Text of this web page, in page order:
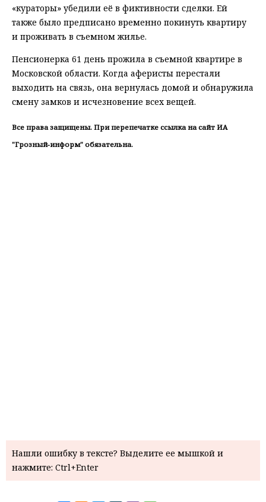
«кураторы» убедили её в фиктивности сделки. Ей
также было предписано временно покинуть квартиру
и проживать в съемном жилье.
Пенсионерка 61 день прожила в съемной квартире в
Московской области. Когда аферисты перестали
выходить на связь, она вернулась домой и обнаружила
смену замков и исчезновение всех вещей.
Все права защищены. При перепечатке ссылка на сайт ИА
"Грозный-информ" обязательна.
Нашли ошибку в тексте? Выделите ее мышкой и
нажмите: Ctrl+Enter